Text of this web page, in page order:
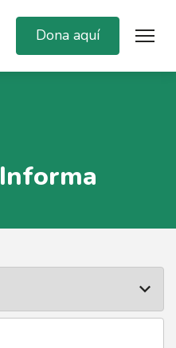
Dona aquí
Informa